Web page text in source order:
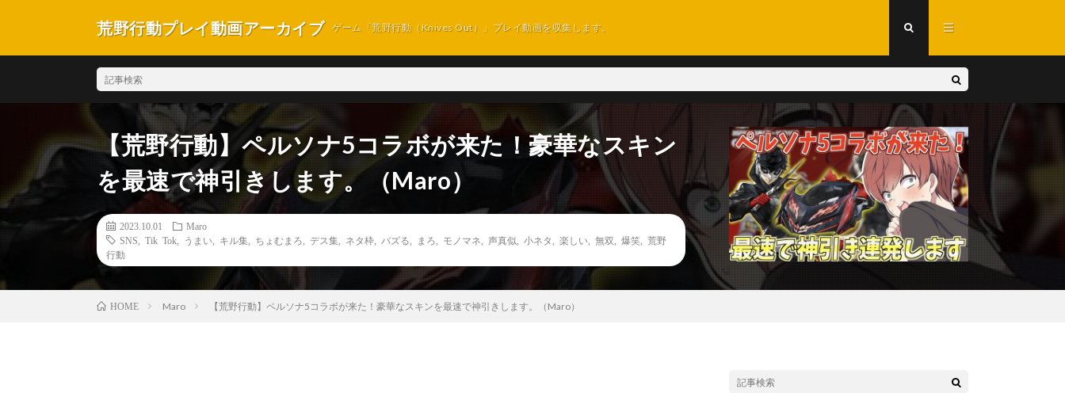
荒野行動プレイ動画アーカイブ ゲーム「荒野行動（Knives Out）」プレイ動画を収集します。
【荒野行動】ペルソナ5コラボが来た！豪華なスキン
を最速で神引きします。（Maro）
2023.10.01
Maro
SNS
Tik Tok うまい キル集 ちょむまろ デス集 ネタ枠 バズる まろ モノマネ 声真似 小ネタ 楽しい 無双 爆笑
荒野
行動
HOME Maro 【荒野行動】ペルソナ5コラボが来た！豪華なスキンを最速で神引きします。（Maro）